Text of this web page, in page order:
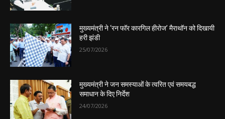
मुख्यमंत्री ने ‘रन फॉर कारगिल हीरोज’ मैराथॉन को दिखायी
हरी झंडी
25/07/2026
मुख्यमंत्री ने जन समस्याओं के त्वरित एवं समयबद्ध
समाधान के दिए निर्देश
24/07/2026